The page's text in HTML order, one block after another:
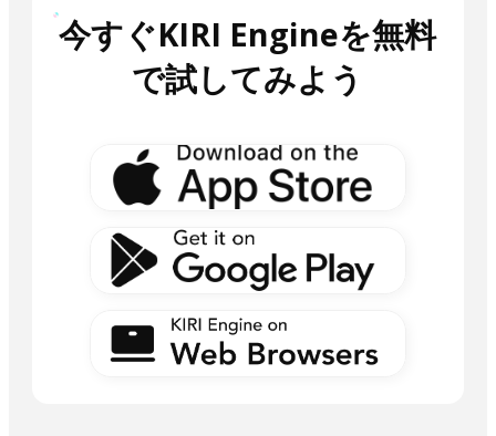
今すぐKIRI Engineを無料
で試してみよう